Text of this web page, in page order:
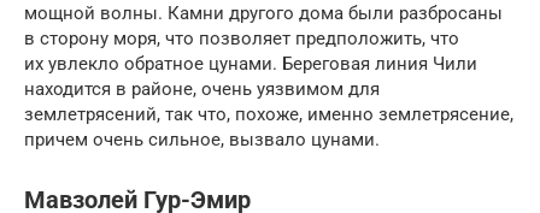
мощной волны. Камни другого дома были разбросаны
в сторону моря, что позволяет предположить, что
их увлекло обратное цунами. Береговая линия Чили
находится в районе, очень уязвимом для
землетрясений, так что, похоже, именно землетрясение,
причем очень сильное, вызвало цунами.
Мавзолей Гур-Эмир